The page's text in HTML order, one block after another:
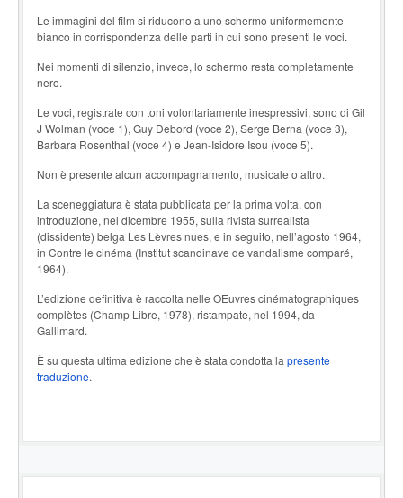
Le immagini del film si riducono a uno schermo uniformemente
bianco in corrispondenza delle parti in cui sono presenti le voci.
Nei momenti di silenzio, invece, lo schermo resta completamente
nero.
Le voci, registrate con toni volontariamente inespressivi, sono di Gil
J Wolman (voce 1), Guy Debord (voce 2), Serge Berna (voce 3),
Barbara Rosenthal (voce 4) e Jean-Isidore Isou (voce 5).
Non è presente alcun accompagnamento, musicale o altro.
La sceneggiatura è stata pubblicata per la prima volta, con
introduzione, nel dicembre 1955, sulla rivista surrealista
(dissidente) belga Les Lèvres nues, e in seguito, nell’agosto 1964,
in Contre le cinéma (Institut scandinave de vandalisme comparé,
1964).
L’edizione definitiva è raccolta nelle OEuvres cinématographiques
complètes (Champ Libre, 1978), ristampate, nel 1994, da
Gallimard.
È su questa ultima edizione che è stata condotta la presente
traduzione.